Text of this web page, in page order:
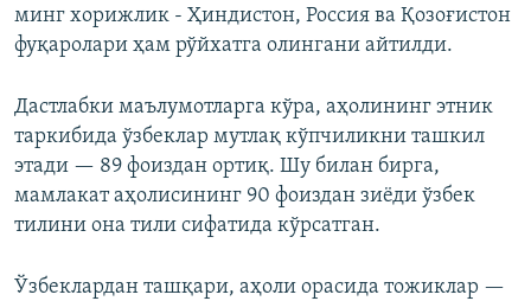
минг хорижлик - Ҳиндистон, Россия ва Қозоғистон
фуқаролари ҳам рўйхатга олингани айтилди.
Дастлабки маълумотларга кўра, аҳолининг этник
таркибида ўзбеклар мутлақ кўпчиликни ташкил
этади — 89 фоиздан ортиқ. Шу билан бирга,
мамлакат аҳолисининг 90 фоиздан зиёди ўзбек
тилини она тили сифатида кўрсатган.
Ўзбеклардан ташқари, аҳоли орасида тожиклар —